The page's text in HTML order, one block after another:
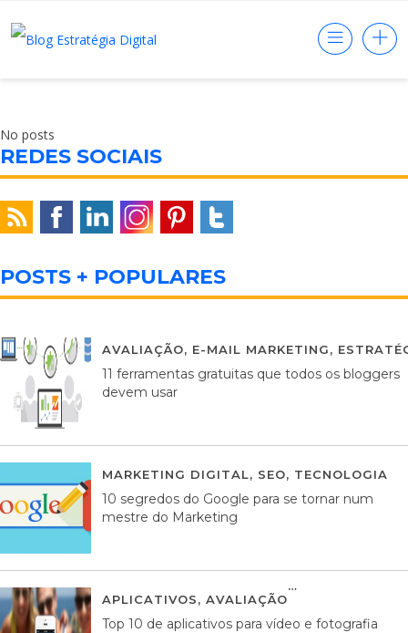
No posts
REDES SOCIAIS
POSTS + POPULARES
AVALIAÇÃO, E-MAIL MARKETING,
11 ferramentas gratuitas que todos os bloggers
devem usar
MARKETING DIGITAL, SEO, TECNOLOGIA
10 segredos do Google para se tornar num
mestre do Marketing
APLICATIVOS, AVALIAÇÃO
Top 10 de aplicativos para vídeo e fotografia